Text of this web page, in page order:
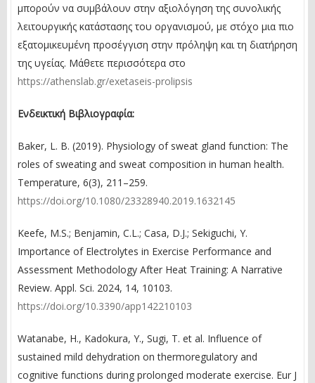
μπορούν να συμβάλουν στην αξιολόγηση της συνολικής
λειτουργικής κατάστασης του οργανισμού, με στόχο μια πιο
εξατομικευμένη προσέγγιση στην πρόληψη και τη διατήρηση
της υγείας. Μάθετε περισσότερα στο
https://athenslab.gr/exetaseis-prolipsis
Ενδεικτική Βιβλιογραφία:
Baker, L. B. (2019). Physiology of sweat gland function: The
roles of sweating and sweat composition in human health.
Temperature, 6(3), 211–259.
https://doi.org/10.1080/23328940.2019.1632145
Keefe, M.S.; Benjamin, C.L.; Casa, D.J.; Sekiguchi, Y.
Importance of Electrolytes in Exercise Performance and
Assessment Methodology After Heat Training: A Narrative
Review. Appl. Sci. 2024, 14, 10103.
https://doi.org/10.3390/app142210103
Watanabe, H., Kadokura, Y., Sugi, T. et al. Influence of
sustained mild dehydration on thermoregulatory and
cognitive functions during prolonged moderate exercise. Eur J